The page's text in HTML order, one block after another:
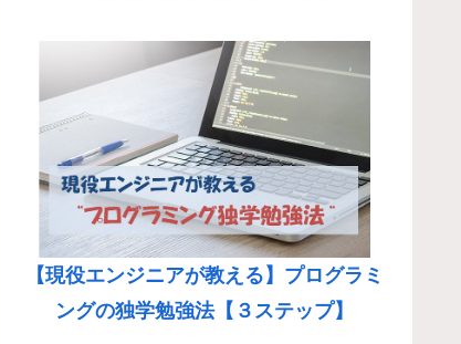
【現役エンジニアが教える】プログラミ
ングの独学勉強法【３ステップ】